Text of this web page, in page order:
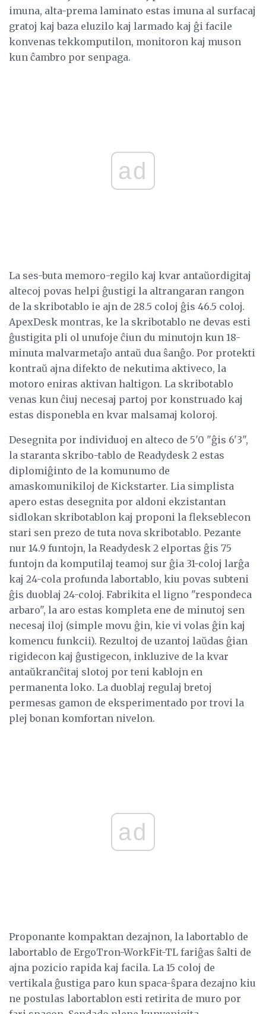
imuna, alta-prema laminato estas imuna al surfacaj
gratoj kaj baza eluzilo kaj larmado kaj ĝi facile
konvenas tekkomputilon, monitoron kaj muson
kun ĉambro por senpaga.
ad
La ses-buta memoro-regilo kaj kvar antaŭordigitaj
altecoj povas helpi ĝustigi la altrangaran rangon
de la skribotablo ie ajn de 28.5 coloj ĝis 46.5 coloj.
ApexDesk ​​montras, ke la skribotablo ne devas esti
ĝustigita pli ol unufoje ĉiun du minutojn kun 18-
minuta malvarmetaĵo antaŭ dua ŝanĝo. Por protekti
kontraŭ ajna difekto de nekutima aktiveco, la
motoro eniras aktivan haltigon. La skribotablo
venas kun ĉiuj necesaj partoj por konstruado kaj
estas disponebla en kvar malsamaj koloroj.
Desegnita por individuoj en alteco de 5'0 "ĝis 6'3",
la staranta skribo-tablo de Readydesk 2 estas
diplomiĝinto de la komunumo de
amaskomunikiloj de Kickstarter. Lia simplista
apero estas desegnita por aldoni ekzistantan
sidlokan skribotablon kaj proponi la flekseblecon
stari sen prezo de tuta nova skribotablo. Pezante
nur 14.9 funtojn, la Readydesk 2 elportas ĝis 75
funtojn da komputilaj teamoj sur ĝia 31-coloj larĝa
kaj 24-cola profunda labortablo, kiu povas subteni
ĝis duoblaj 24-coloj. Fabrikita el ligno "respondeca
arbaro", la aro estas kompleta ene de minutoj sen
necesaj iloj (simple movu ĝin, kie vi volas ĝin kaj
komencu funkcii). Rezultoj de uzantoj laŭdas ĝian
rigidecon kaj ĝustigecon, inkluzive de la kvar
antaŭkranĉitaj slotoj por teni kablojn en
permanenta loko. La duoblaj regulaj bretoj
permesas gamon de eksperimentado por trovi la
plej bonan komfortan nivelon.
ad
Proponante kompaktan dezajnon, la labortablo de
labortablo de ErgoTron-WorkFit-TL fariĝas ŝalti de
ajna pozicio rapida kaj facila. La 15 coloj de
vertikala ĝustiga paro kun spaca-ŝpara dezajno kiu
ne postulas labortablon esti retirita de muro por